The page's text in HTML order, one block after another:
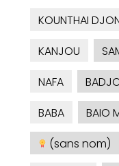
KOUNTHAI
KANJOU
NAFA
BABA
BAIO
(sans nom)